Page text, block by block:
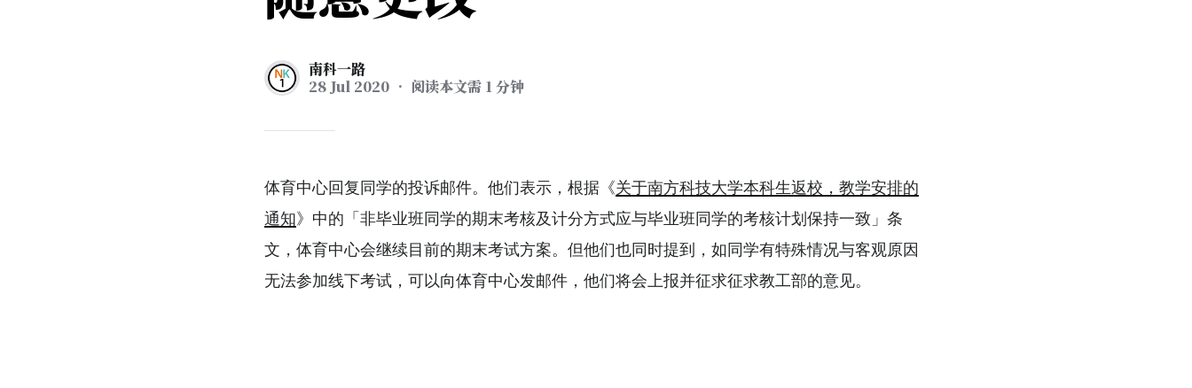
南科一路
28 Jul 2020 • 阅读本文需 1 分钟
体育中心回复同学的投诉邮件。他们表示，根据《关于南方科技大学本科生返校，教学安排的
通知》中的「非毕业班同学的期末考核及计分方式应与毕业班同学的考核计划保持一致」条
文，体育中心会继续目前的期末考试方案。但他们也同时提到，如同学有特殊情况与客观原因
无法参加线下考试，可以向体育中心发邮件，他们将会上报并征求征求教工部的意见。